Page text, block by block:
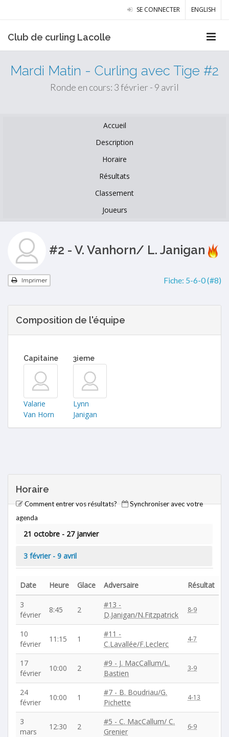
SE CONNECTER ENGLISH
Club de curling Lacolle
Mardi Matin - Curling avec Tige #2
Ronde en cours: 3 février - 9 avril
Accueil
Description
Horaire
Résultats
Classement
Joueurs
#2 - V. Vanhorn/ L. Janigan
Imprimer Fiche: 5-6-0 (#8)
Composition de l'équipe
Capitaine
Valarie
Van Horn
3ieme
Lynn
Janigan
Horaire
Comment entrer vos résultats?
Synchroniser avec votre
agenda
21 octobre - 27 janvier
3 février - 9 avril
Date Heure Glace Adversaire
Résultat
3
février
8:45 2
#13 -
D.Janigan/N.Fitzpatrick
8-9
10
février
11:15 1
#11 -
C.Lavallée/F.Leclerc
4-7
17
février
10:00 2
#9 - J. MacCallum/L.
Bastien
3-9
24
février
10:00 1
#7 - B. Boudriau/G.
Pichette
4-13
3
mars
12:30 2
#5 - C. MacCallum/ C.
Grenier
6-9